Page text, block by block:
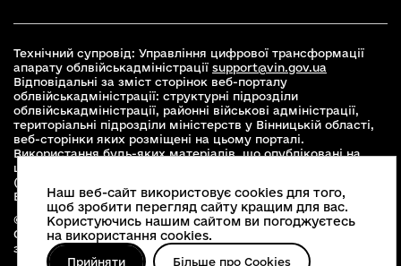
Технічний супровід: Управління цифрової трансформації
апарату облвійськадміністрації support@vin.gov.ua
Відповідальні за зміст сторінок веб-порталу
облвійськадміністрації: структурні підрозділи
облвійськадміністрації, районні військові адміністрації,
територіальні підрозділи міністерств у Вінницькій області,
веб-сторінки яких розміщені на цьому порталі.
Використання будь-яких матеріалів, що опубліковані на
цьому сайті, дозволяється при умові зазначення посилання
(для інтернет-видань - гіперпосилання) на офіційний сайт
Вінницької облвійськадміністраціїwww.vin.gov.ua.
© 2026 Весь контент доступний за ліцензією Creative
Commons Attribution 4.0 International license, якщо не
зазначено інше
Наш веб-сайт використовує cookies для того,
щоб зробити перегляд сайту кращим для вас.
Користуючись нашим сайтом ви погоджуєтесь
на використання cookies.
Прийняти Більше про Cookies